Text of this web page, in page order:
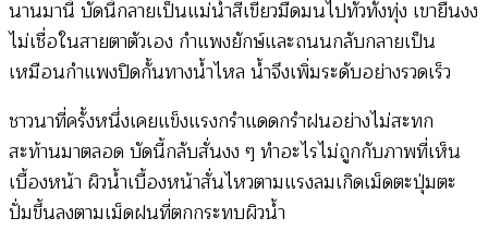
นานมานี้ บัดนี้กลายเป็นแม่น้ำสีเขียวมืดมนไปทั่วทั้งทุ่ง เขายืนงง
ไม่เชื่อในสายตาตัวเอง กำแพงยักษ์และถนนกลับกลายเป็น
เหมือนกำแพงปิดกั้นทางน้ำไหล น้ำจึงเพิ่มระดับอย่างรวดเร็ว
ชาวนาที่ครั้งหนึ่งเคยแข็งแรงกรำแดดกรำฝนอย่างไม่สะทก
สะท้านมาตลอด บัดนี้กลับสั่นงง ๆ ทำอะไรไม่ถูกกับภาพที่เห็น
เบื้องหน้า ผิวน้ำเบื้องหน้าสั่นไหวตามแรงลมเกิดเม็ดตะปุ่มตะ
ปั่มขึ้นลงตามเม็ดฝนที่ตกกระทบผิวน้ำ